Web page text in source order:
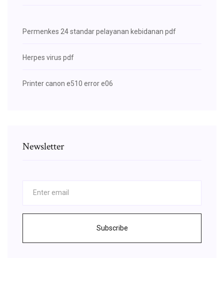
Permenkes 24 standar pelayanan kebidanan pdf
Herpes virus pdf
Printer canon e510 error e06
Newsletter
Subscribe